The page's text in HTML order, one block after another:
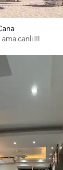
canlı !!!